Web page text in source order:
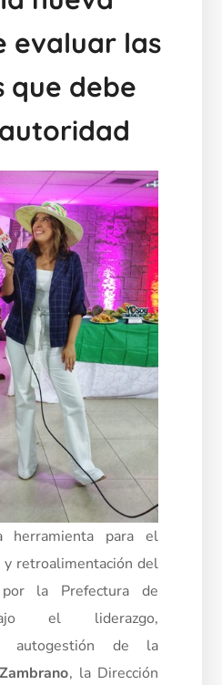
evaluar las
que debe
herramienta para el
y retroalimentación del
la Prefectura de
el liderazgo,
autogestión de la
, la Dirección